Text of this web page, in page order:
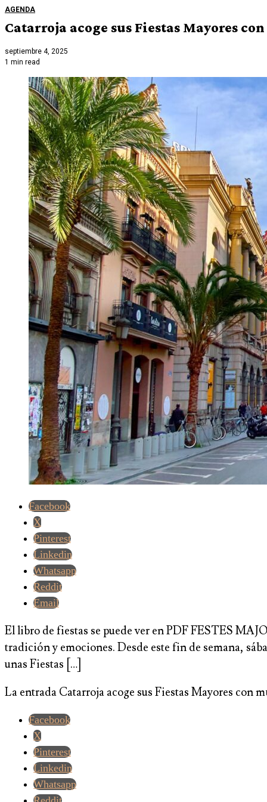
AGENDA
Catarroja acoge sus Fiestas Mayores
septiembre 4, 2025
1 min read
Facebook
X
Pinterest
Linkedin
Whatsapp
Reddit
Email
El libro de fiestas se puede ver en PDF FESTES
tradición y emociones. Desde este fin de semana,
unas Fiestas […]
La entrada Catarroja acoge sus Fiestas Mayores con
Facebook
X
Pinterest
Linkedin
Whatsapp